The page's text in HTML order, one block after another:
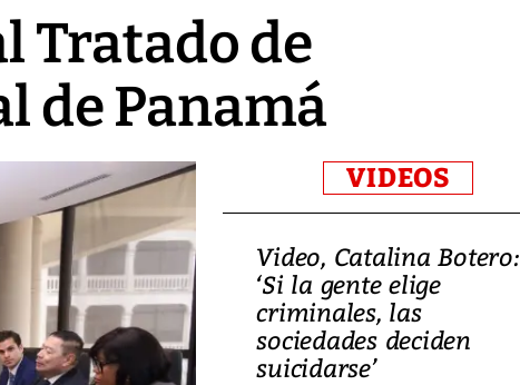
Tratado de
de Panamá
VIDEOS
Terremoto
y graves
Kumamoto
Video, Catalina Botero:
‘Si la gente elige
criminales, las
sociedades deciden
suicidarse’